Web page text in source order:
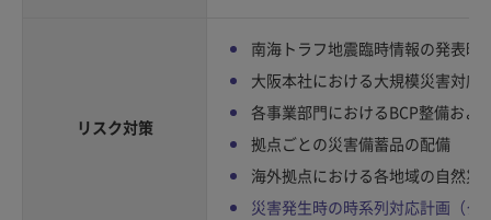
リスク対策
南海トラフ地震臨時情報の発表時
大阪本社における大規模災害対応
各事業部門におけるBCP整備およ
拠点ごとの災害備蓄品の配備
海外拠点における各地域の自然災
災害発生時の時系列対応計画（タ